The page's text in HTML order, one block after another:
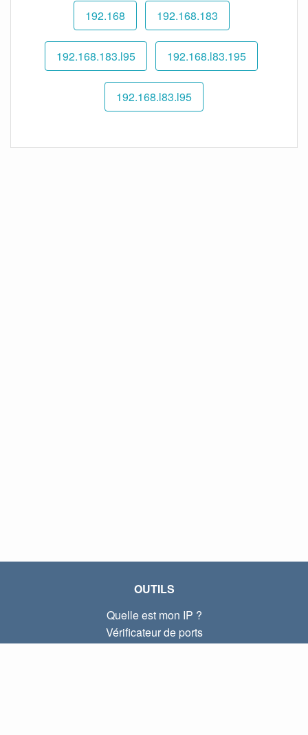
192.168 192.168.183
192.168.183.l95 192.168.l83.195
192.168.l83.l95
OUTILS
Quelle est mon IP ?
Vérificateur de ports